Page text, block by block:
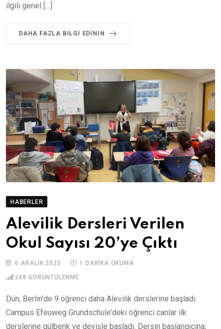
ilgili genel […]
DAHA FAZLA BILGI EDININ
HABERLER
Alevilik Dersleri Verilen
Okul Sayısı 20’ye Çıktı
6 ARALIK 2025 1 DAKIKA OKUMA
248 GÖRÜNTÜLENME
Dün, Berlin’de 9 öğrenci daha Alevilik derslerine başladı.
Campus Efeuweg Grundschule’deki öğrenci canlar ilk
derslerine gülbenk ve deyişle başladı. Dersin başlangıcına;